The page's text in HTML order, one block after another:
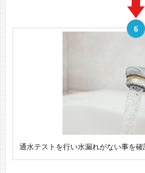
通水テストを行い水漏れがない事を確